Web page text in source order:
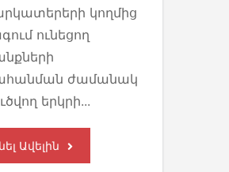
կողմից
ունեցող
ժամանակ
երկրի...
Ավելին